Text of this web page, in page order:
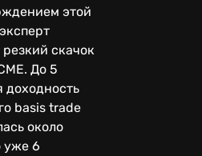
этой
резкий скачок
До 5
доходность
basis trade
около
уже 6